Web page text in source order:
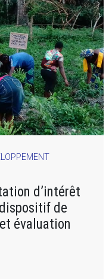
d’intérêt
de
évaluation